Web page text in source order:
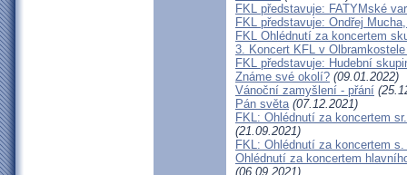
FKL představuje: FATYMské
FKL představuje: Ondřej
FKL Ohlédnutí za koncertem
3. Koncert KFL v
FKL představuje: Hudební
Známe své okolí? (09.01.2022)
Vánoční zamyšlení - přání
Pán světa(07.12.2021)
FKL: Ohlédnutí za koncertem
(21.09.2021)
FKL: Ohlédnutí za koncertem
Ohlédnutí za koncertem
(06.09.2021)